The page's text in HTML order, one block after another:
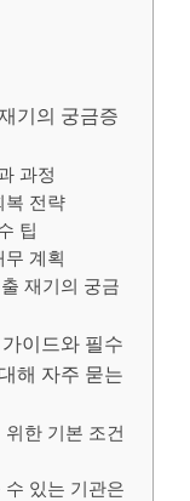
기의 궁금증
과정
복 전략
팁
무 계획
재기의 궁금
이드와 필수
해 자주 묻는
한 기본 조건
수 있는 기관은